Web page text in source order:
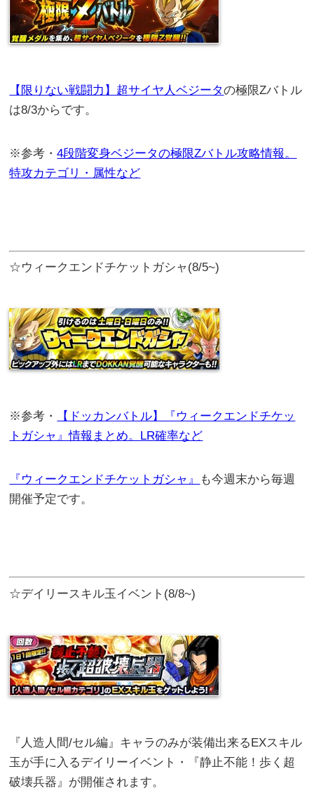
【限りない戦闘力】超サイヤ人ベジータの極限Zバトル
は8/3からです。
※参考・4段階変身ベジータの極限Zバトル攻略情報。
特攻カテゴリ・属性など
☆ウィークエンドチケットガシャ(8/5~)
※参考・
【ドッカンバトル】『ウィークエンドチケッ
トガシャ』情報まとめ。LR確率など
『ウィークエンドチケットガシャ』
も今週末から毎週
開催予定です。
☆デイリースキル玉イベント(8/8~)
『人造人間/セル編』キャラのみが装備出来るEXスキル
玉が手に入るデイリーイベント・『静止不能！歩く超
破壊兵器』が開催されます。